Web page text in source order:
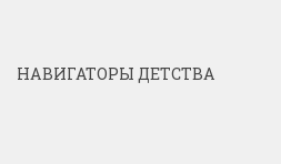
НАВИГАТОРЫ ДЕТСТВА